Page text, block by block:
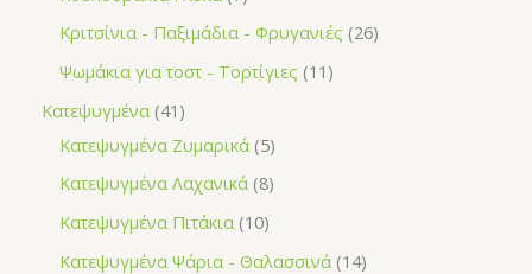
Κριτσίνια - Παξιμάδια - Φρυγανιές 26
Ψωμάκια για τοστ - Τορτίγιες 11
Κατεψυγμένα 41
Κατεψυγμένα Ζυμαρικά 5
Κατεψυγμένα Λαχανικά 8
Κατεψυγμένα Πιτάκια 10
Κατεψυγμένα Ψάρια - Θαλασσινά 14